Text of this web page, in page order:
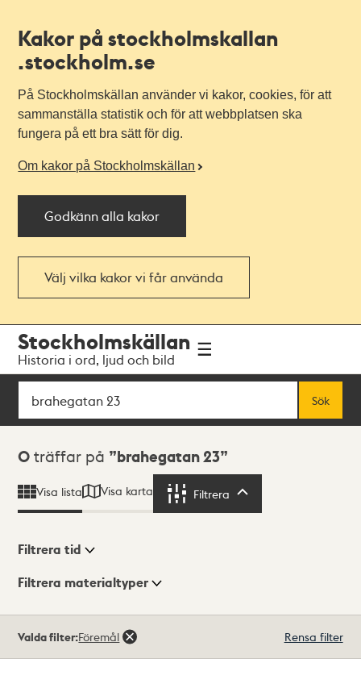
Kakor på stockholmskallan
.stockholm.se
På Stockholmskällan använder vi kakor, cookies, för att
sammanställa statistik och för att webbplatsen ska
fungera på ett bra sätt för dig.
Om kakor på Stockholmskällan
Godkänn alla kakor
Välj vilka kakor vi får använda
navigationen
huvudinnehållet
Stockholmskällan
Historia i ord, ljud och bild
Sök
Sök
Sökresultat
0 träffar på brahegatan 23
Visa lista Visa karta Filtrera
Visningsläge
Filtrera tid
Filtrera materialtyper
träffar
Valda filter:Föremål Rensa filter